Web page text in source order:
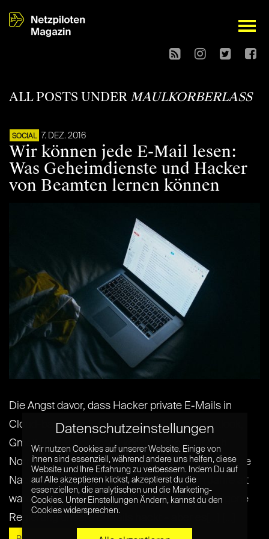
open
ALL POSTS UNDER MAULKORBERLASS
SOCIAL 7. DEZ. 2016
Wir können jede E-Mail lesen:
Was Geheimdienste und Hacker
von Beamten lernen können
Die Angst davor, dass Hacker private E-Mails in
Cloud-basierten Systemen wie Microsoft Outlook,
Gmail oder Yahoo lesen könnten, trieb kürzlich
Normalbürger und Beamte in den USA dazu, ganze
Nachrichtenkonten zu löschen, die schon Jahre alt
waren. Wir erwarten schlicht nicht, dass die eigene
Regierung unsere E-Mails hackt – aber es[...] [...]
Datenschutzeinstellungen
Wir nutzen Cookies auf unserer Website. Einige von
ihnen sind essenziell, während andere uns helfen, diese
Website und Ihre Erfahrung zu verbessern. Indem Du auf
auf Alle akzeptieren klickst, akzeptierst du die
essenziellen, die analytischen und die Marketing-
Cookies. Unter Einstellungen Ändern, kannst du den
Cookies widersprechen.